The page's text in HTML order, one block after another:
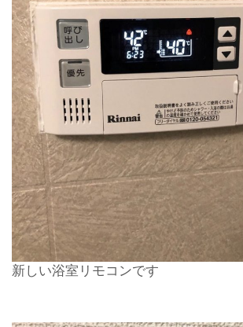
新しい浴室リモコンです